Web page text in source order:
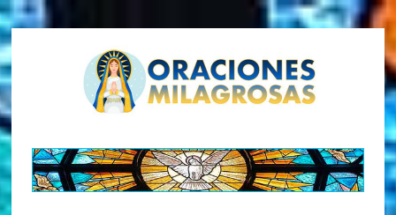
Saltar
a
la
navegación
principal
Saltar
al
contenido
principal
Saltar
a
la
barra
lateral
principal
Saltar
al
pie
de
página